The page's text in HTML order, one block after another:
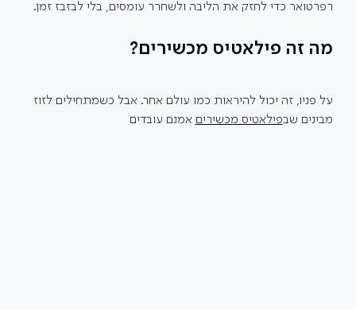
רפרטואר כדי לחזק את הליבה ולשחרר עומסים, בלי לבזבז זמן.
מה זה פילאטיס מכשירים?
על פניו, זה יכול להיראות כמו עולם אחר. אבל כשמתחילים לזוז
מבינים שבפילאטיס מכשירים אמנם עובדים